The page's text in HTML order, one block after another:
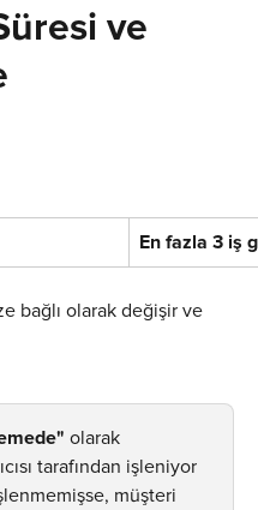
ve
En fazla 3 iş
bağlı olarak değişir ve
olarak
tarafından işleniyor
müşteri